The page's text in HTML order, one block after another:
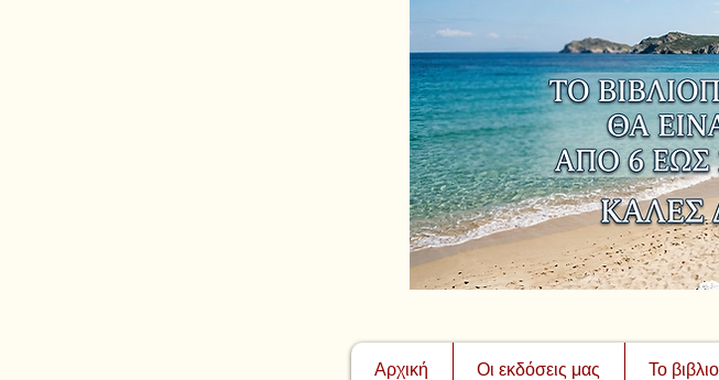
Αρχική Οι εκδόσεις μας Το